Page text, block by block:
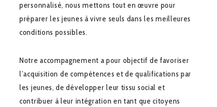
personnalisé, nous mettons tout en œuvre pour
préparer les jeunes à vivre seuls dans les meilleures
conditions possibles.
Notre accompagnement a pour objectif de favoriser
l’acquisition de compétences et de qualifications par
les jeunes, de développer leur tissu social et
contribuer à leur intégration en tant que citoyens